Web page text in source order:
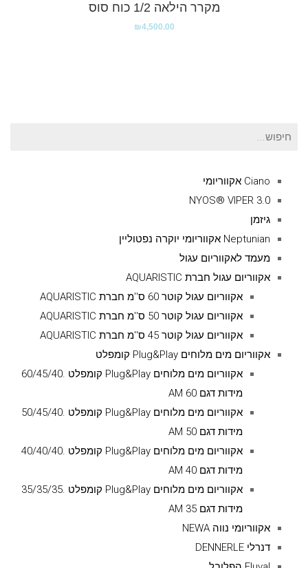
מקרר הילאה 1/2 כוח סוס
₪4,500.00
חיפוש
Ciano אקווריומי
NYOS® VIPER 3.0
גיזמן
Neptunian אקווריומי יוקרה נפטוליין
מעמד לאקווריום עגול
אקווריום עגול חברת AQUARISTIC
אקווריום עגול קוטר 60 ס''מ חברת AQUARISTIC
אקווריום עגול קוטר 50 ס''מ חברת AQUARISTIC
אקווריום עגול קוטר 45 ס''מ חברת AQUARISTIC
אקווריום מים מלוחים Plug&Play קומפלט
אקווריום מים מלוחים Plug&Play קומפלט .60/45/40
מידות דגם AM 60
אקווריום מים מלוחים Plug&Play קומפלט .50/45/40
מידות דגם AM 50
אקווריום מים מלוחים Plug&Play קומפלט .40/40/40
מידות דגם AM 40
אקווריום מים מלוחים Plug&Play קומפלט .35/35/35
מידות דגם AM 35
אקווריומי נווה NEWA
דנרלי DENNERLE